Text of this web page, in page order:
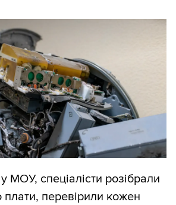
у МОУ, спеціалісти розібрали
плати, перевірили кожен